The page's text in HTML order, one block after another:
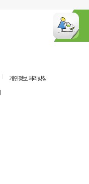
개인정보 처리방침